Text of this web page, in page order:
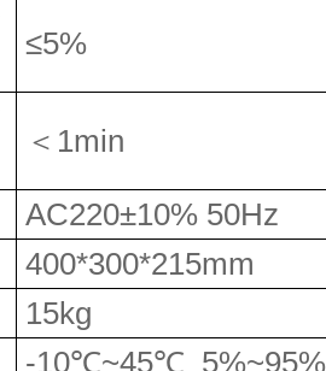
≤5%
＜ 1min
AC220±10% 50Hz
400*300*215mm
15kg
-10℃~45℃